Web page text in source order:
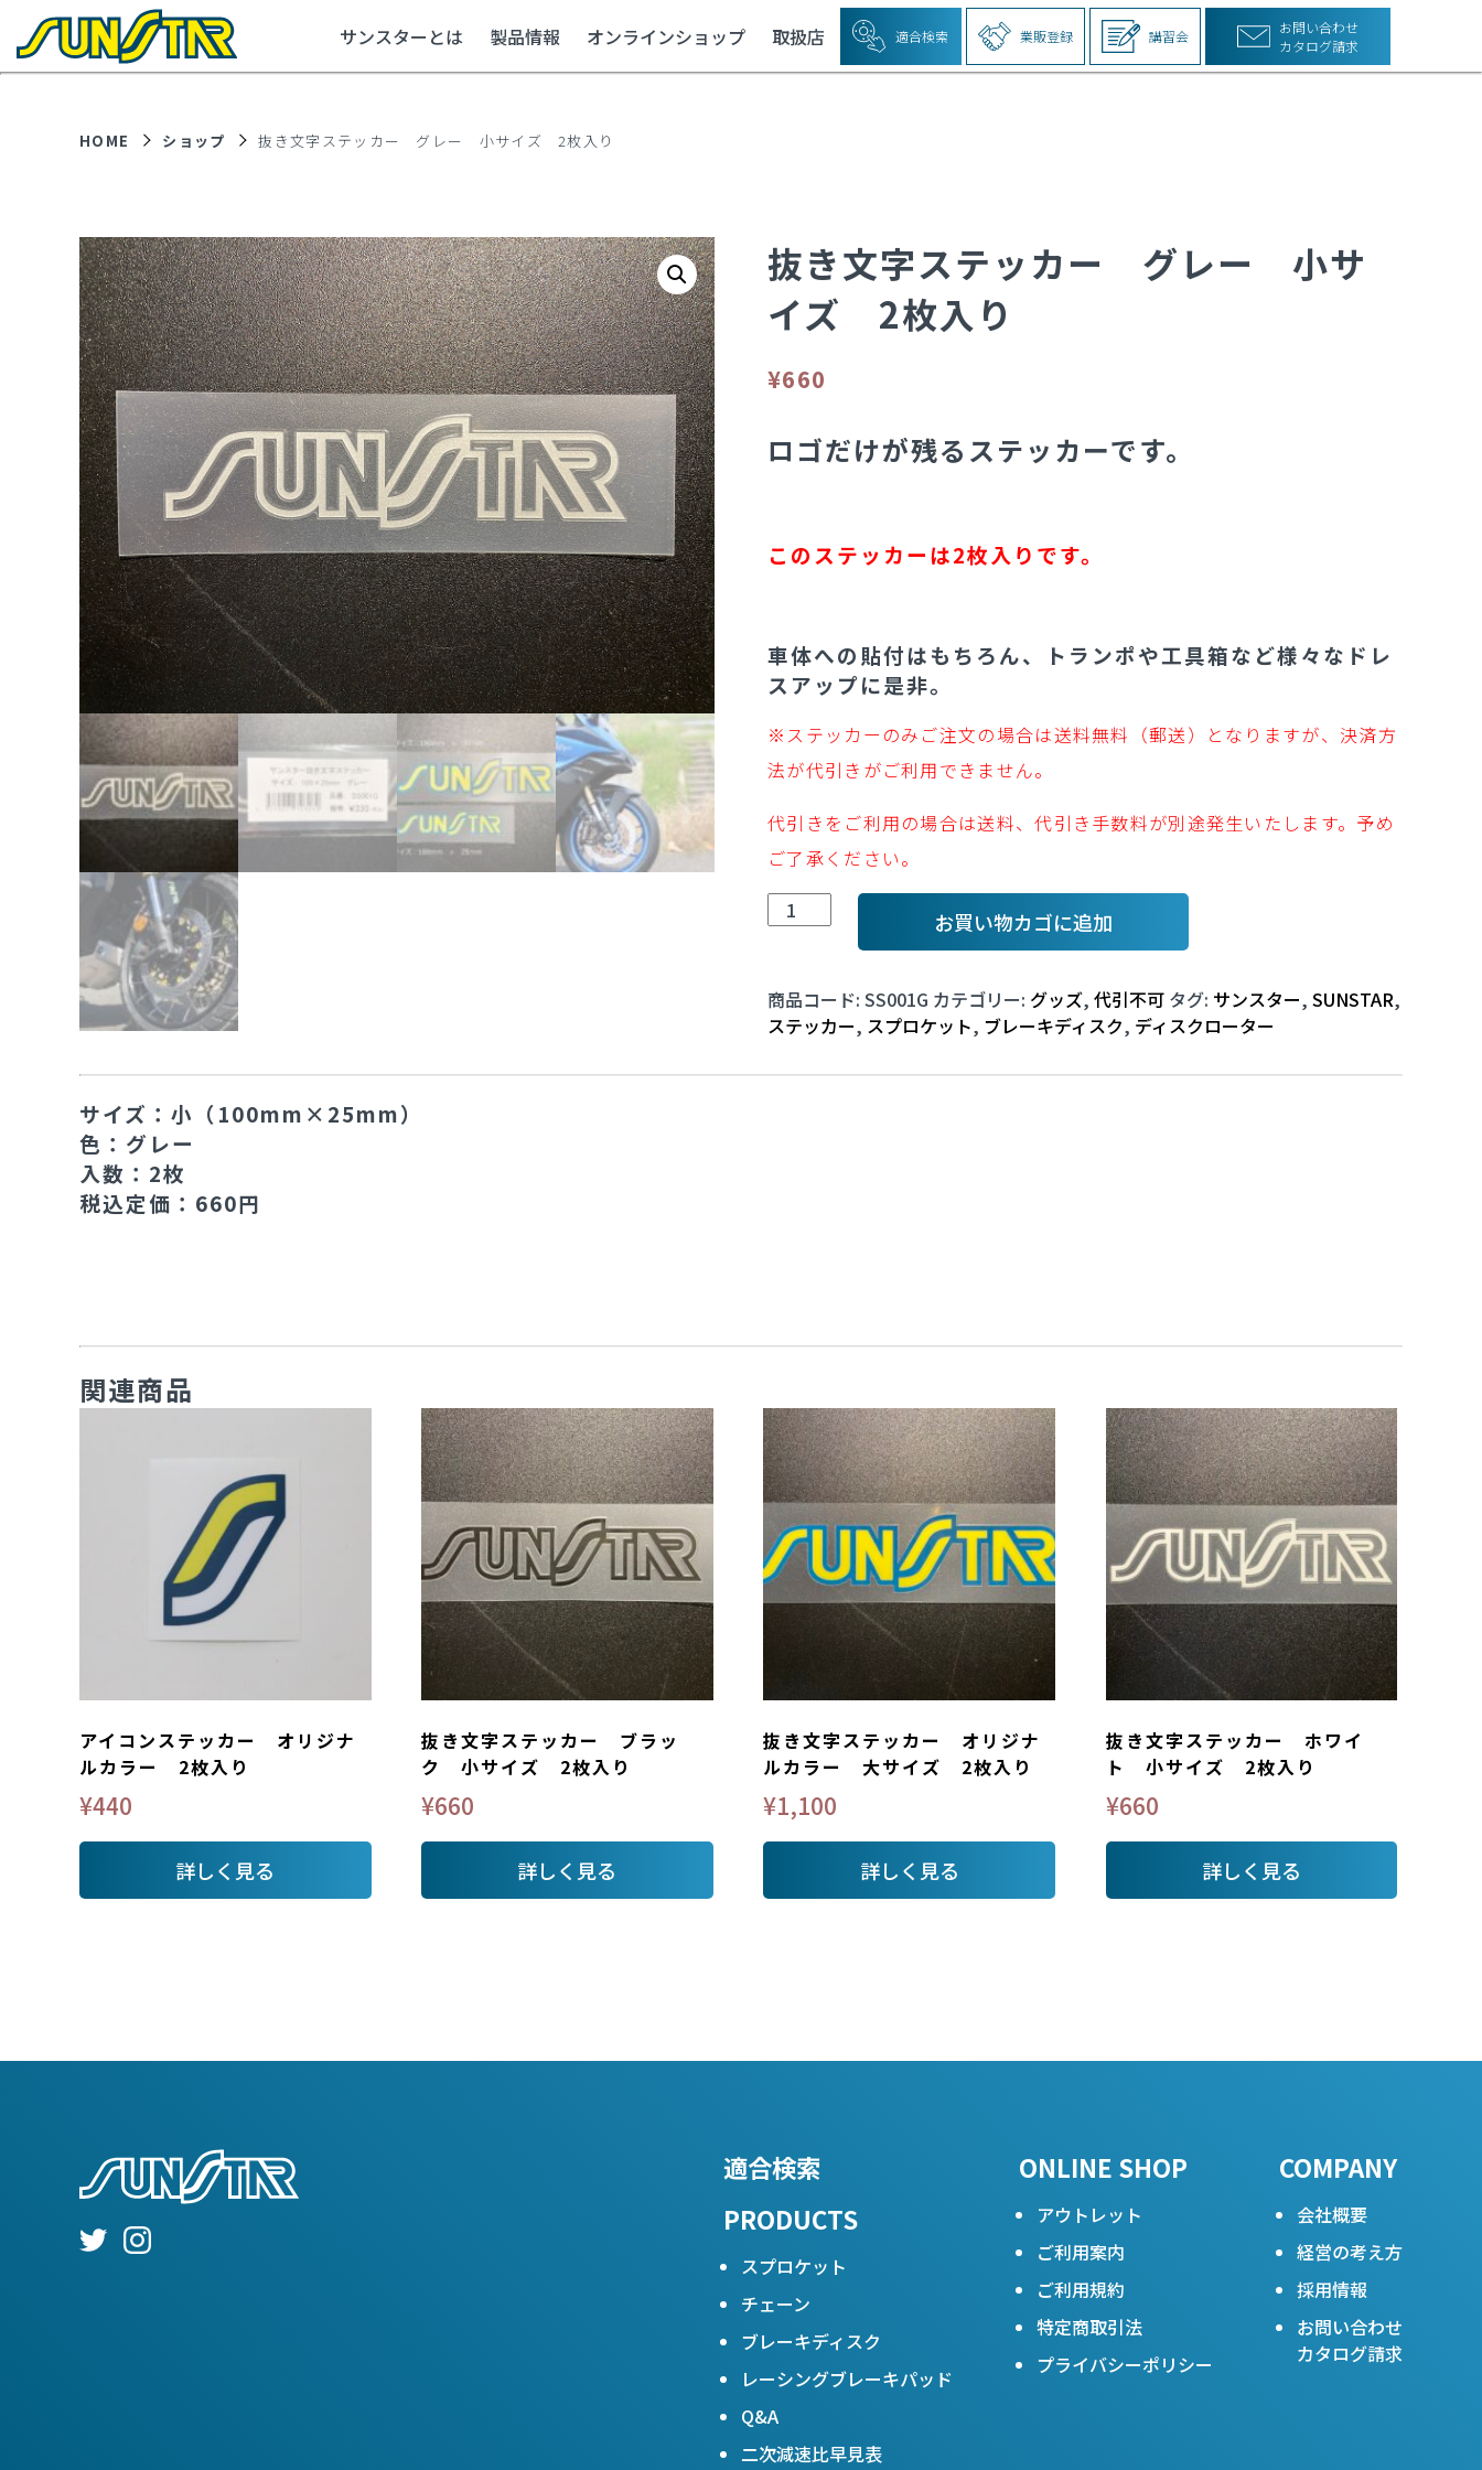
サンスターとは 製品情報 オンラインショップ 取扱店 適合検索 業販登録 講習会
お問い合わせ
カタログ請求
HOME ショップ 抜き文字ステッカー グレー 小サイズ 2枚入り
抜き文字ステッカー グレー 小サ
イズ 2枚入り
¥660
ロゴだけが残るステッカーです。
このステッカーは2枚入りです。
車体への貼付はもちろん、トランポや工具箱など様々なドレ
スアップに是非。
※ステッカーのみご注文の場合は送料無料（郵送）となりますが、決済方
法が代引きがご利用できません。
代引きをご利用の場合は送料、代引き手数料が別途発生いたします。予め
ご了承ください。
き
字
ス
テ
枚
り
個
お買い物カゴに追加
商品コード: SS001G カテゴリー: グッズ, 代引不可 タグ: サンスター, SUNSTAR,
ステッカー, スプロケット, ブレーキディスク, ディスクローター
サイズ：小（100mm×25mm）
色：グレー
入数：2枚
税込定価：660円
関連商品
アイコンステッカー オリジナ
ルカラー 2枚入り
¥440
詳しく見る
抜き文字ステッカー ブラッ
ク 小サイズ 2枚入り
¥660
詳しく見る
抜き文字ステッカー オリジナ
ルカラー 大サイズ 2枚入り
¥1,100
詳しく見る
抜き文字ステッカー ホワイ
ト 小サイズ 2枚入り
¥660
詳しく見る
適合検索
PRODUCTS
スプロケット
チェーン
ブレーキディスク
レーシングブレーキパッド
Q&A
二次減速比早見表
ONLINE SHOP
アウトレット
ご利用案内
ご利用規約
特定商取引法
プライバシーポリシー
COMPANY
会社概要
経営の考え方
採用情報
お問い合わせ
カタログ請求